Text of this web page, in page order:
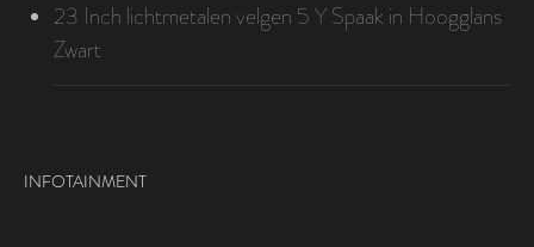
23 Inch lichtmetalen velgen 5 Y Spaak in Hoogglans
Zwart
INFOTAINMENT